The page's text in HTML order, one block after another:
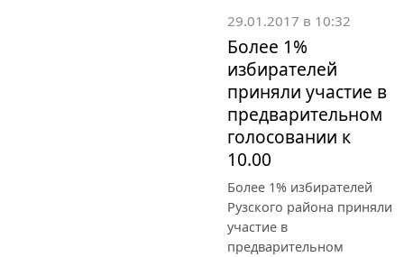
29.01.2017 в 10:32
Более 1%
избирателей
приняли участие в
предварительном
голосовании к
10.00
Более 1% избирателей
Рузского района приняли
участие в
предварительном